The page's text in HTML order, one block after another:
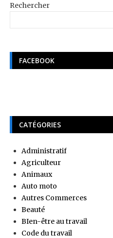
Rechercher
FACEBOOK
CATÉGORIES
Administratif
Agriculteur
Animaux
Auto moto
Autres Commerces
Beauté
BIen-être au travail
Code du travail